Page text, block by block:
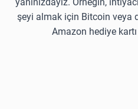
şeyi almak için Bitcoin veya
Amazon hediye